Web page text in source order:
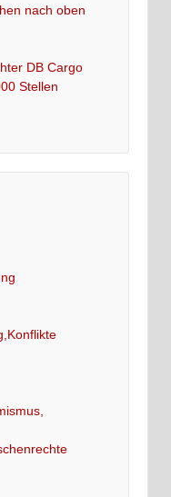
nach oben
DB Cargo
Stellen